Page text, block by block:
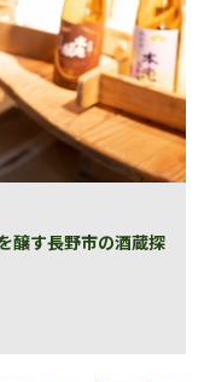
醸す長野市の酒蔵探